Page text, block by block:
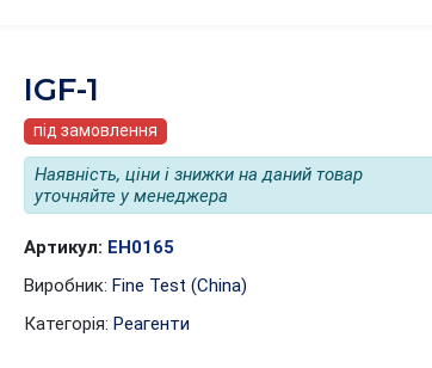
IGF-1
під замовлення
Наявність, ціни і знижки на даний товар
уточняйте у менеджера
Артикул: EH0165
Виробник: Fine Test (China)
Категорія: Реагенти